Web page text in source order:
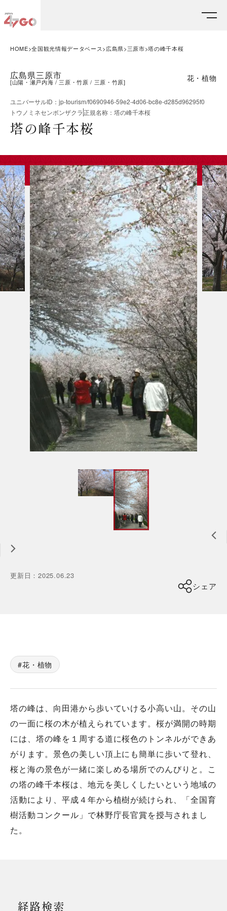
HOME 全国観光情報データベース 広島県 三原市 塔の峰千本桜
広島県三原市
[山陽・瀬戸内海 三原・竹原 三原・竹原] 花・植物
ユニバーサルID ： jp-tourism/f0690946-59e2-4d06-bc8e-d285d96295f0
トウノミネセンボンザクラ正規名称 ： 塔の峰千本桜
塔の峰千本桜
更新日 ：2025.06.23
シェア
花・植物
塔の峰は、向田港から歩いていける小高い山。その山
の一面に桜の木が植えられています。桜が満開の時期
には、塔の峰を１周する道に桜色のトンネルができあ
がります。景色の美しい頂上にも簡単に歩いて登れ、
桜と海の景色が一緒に楽しめる場所でのんびりと。こ
の塔の峰千本桜は、地元を美しくしたいという地域の
活動により、平成４年から植樹が続けられ、「全国育
樹活動コンクール」で林野庁長官賞を授与されまし
た。
経路検索